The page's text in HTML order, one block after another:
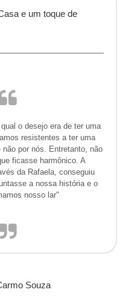
e um toque de
o desejo era de ter uma
resistentes a ter uma
por nós. Entretanto, não
ficasse harmônico. A
da Rafaela, conseguiu
a nossa história e o
nosso lar"
Souza